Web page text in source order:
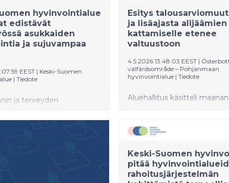
hyvinvointialue
edistävät
asukkaiden
ja sujuvampaa
EEST | Keski-Suomen
| Tiedote
ja terveyden
toteutettiin maalis–
Keski-Suomen
ja kuntien välillä.
Esitys
ja lisäajasta alijäämien
kattamiselle etenee
valtuustoon
4.5.2026 13:48:03 EEST |
välfärdsområde – Pohjanmaan
hyvinvointialue | Tiedote
Aluehallitus käsitteli
valtionrahoitusta. Vuosina
kattamiseen halutaan
vuoden lisäaikaa vuoden
loppuun saakka.
Keski-Suomen
pitää
rahoitusjärjestelmän